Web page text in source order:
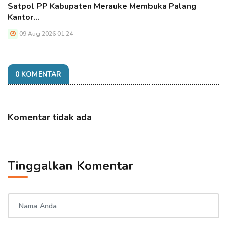
Satpol PP Kabupaten Merauke Membuka Palang
Kantor…
09 Aug 2026 01:24
0 KOMENTAR
Komentar tidak ada
Tinggalkan Komentar